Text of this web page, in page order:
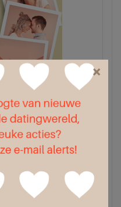
op een eerste date
×